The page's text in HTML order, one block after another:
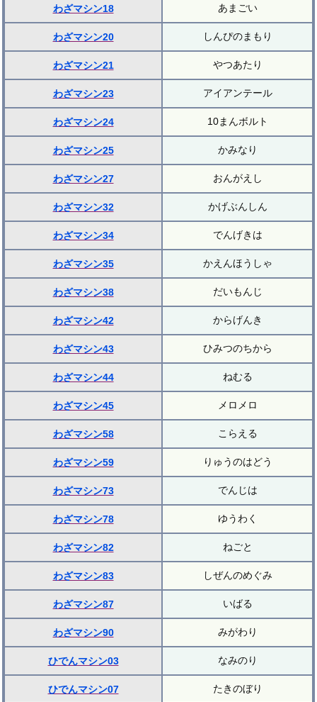
わざマシン18 あまごい
わざマシン20 しんぴのまもり
わざマシン21 やつあたり
わざマシン23 アイアンテール
わざマシン24 10まんボルト
わざマシン25 かみなり
わざマシン27 おんがえし
わざマシン32 かげぶんしん
わざマシン34 でんげきは
わざマシン35 かえんほうしゃ
わざマシン38 だいもんじ
わざマシン42 からげんき
わざマシン43 ひみつのちから
わざマシン44 ねむる
わざマシン45 メロメロ
わざマシン58 こらえる
わざマシン59 りゅうのはどう
わざマシン73 でんじは
わざマシン78 ゆうわく
わざマシン82 ねごと
わざマシン83 しぜんのめぐみ
わざマシン87 いばる
わざマシン90 みがわり
ひでんマシン03 なみのり
ひでんマシン07 たきのぼり